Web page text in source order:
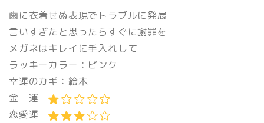
歯に衣着せぬ表現でトラブルに発展
言いすぎたと思ったらすぐに謝罪を
メガネはキレイに手入れして
ラッキーカラー：ピンク
幸運のカギ：絵本
金 運
恋愛運